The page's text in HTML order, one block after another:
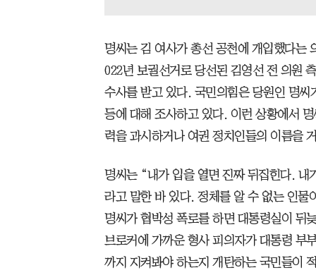
명씨는 김 여사가 총선 공천에 개입했다는
022년 보궐선거로 당선된 김영선 전 의원
수사를 받고 있다. 국민의힘은 당원인 명
등에 대해 조사하고 있다. 이런 상황에서
력을 과시하거나 여권 정치인들의 이름을
명씨는 “내가 입을 열면 진짜 뒤집힌다.
라고 말한 바 있다. 정체를 알 수 없는 인물
명씨가 협박성 폭로를 하면 대통령실이 뒤
브로커에 가까운 형사 피의자가 대통령 부
까지 지켜봐야 하는지 개탄하는 국민들이